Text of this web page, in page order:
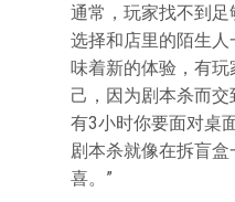
通常，玩家找不到
选择和店里的陌生
味着新的体验，有
己，因为剧本杀而
有3小时你要面对桌
剧本杀就像在拆盲
喜。”